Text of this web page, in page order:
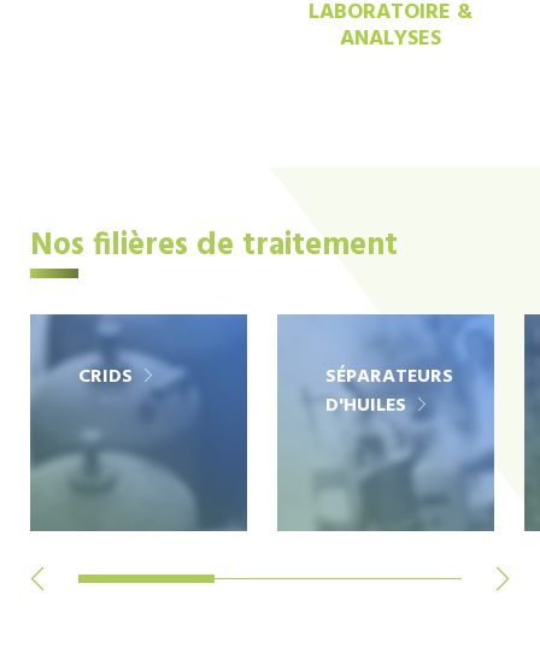
LABORATOIRE &
ANALYSES
Nos filières de traitement
CRIDS
SÉPARATEURS
D'HUILES